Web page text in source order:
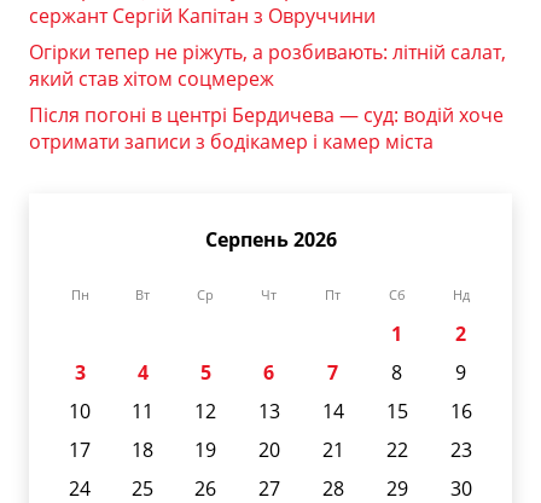
сержант Сергій Капітан з Овруччини
Огірки тепер не ріжуть, а розбивають: літній салат,
який став хітом соцмереж
Після погоні в центрі Бердичева — суд: водій хоче
отримати записи з бодікамер і камер міста
Серпень 2026
Пн Вт Ср Чт Пт Сб Нд
1
2
3
4 5 6 7 8
9
10
11 12 13 14 15
16
17
18 19 20 21 22
23
24
25 26 27 28 29
30